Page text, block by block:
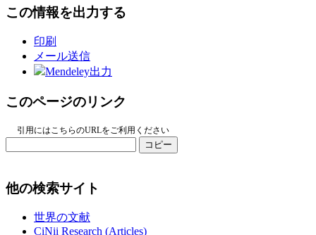
この情報を出力する
印刷
メール送信
Mendeley出力
このページのリンク
引用にはこちらのURLをご利用ください
コピー
他の検索サイト
世界の文献
CiNii Research (Articles)